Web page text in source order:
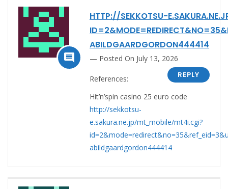

HTTP://SEKKOTSU-
ABILDGAARDGORDON444414
Posted On July 13, 2026
REPLY
References:
Hit’n’spin casino 25 euro code
http://sekkotsu-
e.sakura.ne.jp/mt_mobile/mt4i.cgi?
abildgaardgordon444414